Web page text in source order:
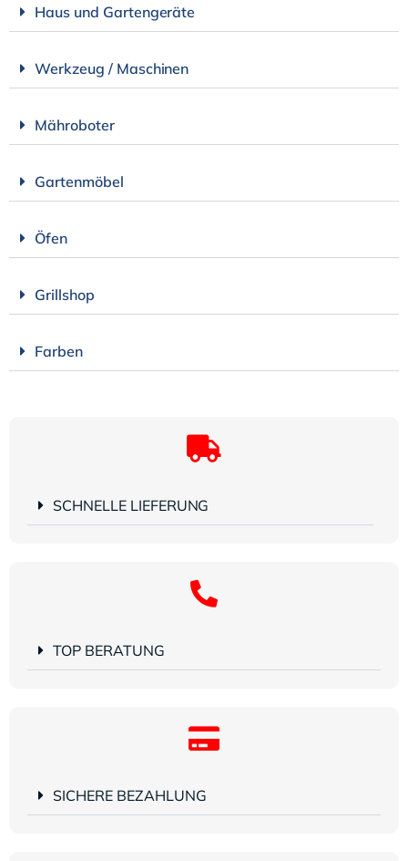
Haus und Gartengeräte
Werkzeug / Maschinen
Mähroboter
Gartenmöbel
Öfen
Grillshop
Farben
SCHNELLE LIEFERUNG
TOP BERATUNG
SICHERE BEZAHLUNG